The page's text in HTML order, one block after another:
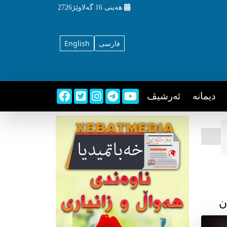
هه‌ینی 16 گه‌لاوێژ2726
English فارسی
دیمانه ئه‌رشیڤ